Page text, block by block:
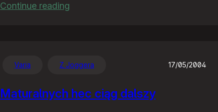
Continue reading
Varia Z Joggera 17/05/2004
Maturalnych hec ciąg dalszy